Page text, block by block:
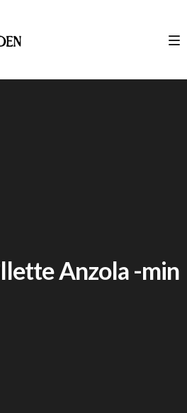
Anzola -min